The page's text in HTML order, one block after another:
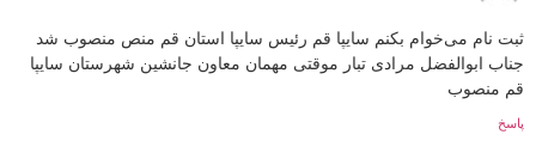
ثبت نام می‌خوام بکنم سایپا قم رئیس سایپا استان قم منص منصوب شد
جناب ابوالفضل مرادی تبار موقتی مهمان معاون جانشین شهرستان سایپا
قم منصوب
پاسخ